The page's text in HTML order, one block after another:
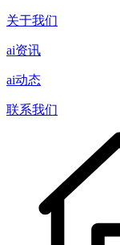
关于我们
ai资讯
ai动态
联系我们